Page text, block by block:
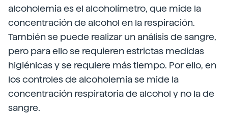
alcoholemia es el alcoholímetro, que mide la
concentración de alcohol en la respiración.
También se puede realizar un análisis de sangre,
pero para ello se requieren estrictas medidas
higiénicas y se requiere más tiempo. Por ello, en
los controles de alcoholemia se mide la
concentración respiratoria de alcohol y no la de
sangre.